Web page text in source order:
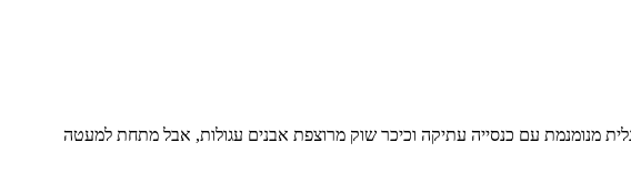
מנומנמת עם כנסייה עתיקה וכיכר שוק מרוצפת אבנים עגולות, אבל מתחת למעטה